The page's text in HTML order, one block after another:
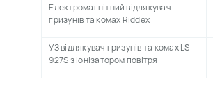
Електромагнітний відлякувач
гризунів та комах Riddex
УЗ відлякувач гризунів та комах LS-
927S з іонізатором повітря